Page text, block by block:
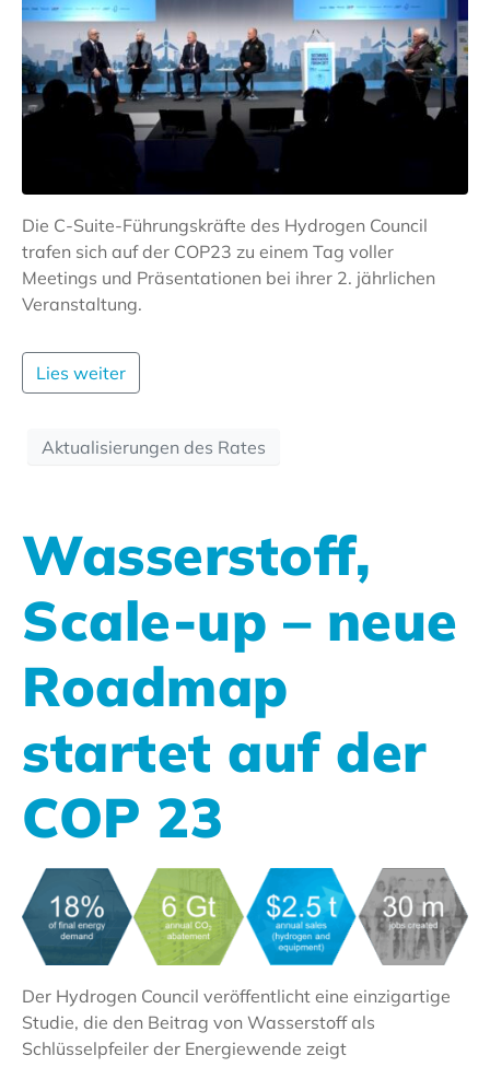
Die C-Suite-Führungskräfte des Hydrogen Council
trafen sich auf der COP23 zu einem Tag voller
Meetings und Präsentationen bei ihrer 2. jährlichen
Veranstaltung.
Lies weiter
Aktualisierungen des Rates
Wasserstoff,
Scale-up – neue
Roadmap
startet auf der
COP 23
Der Hydrogen Council veröffentlicht eine einzigartige
Studie, die den Beitrag von Wasserstoff als
Schlüsselpfeiler der Energiewende zeigt